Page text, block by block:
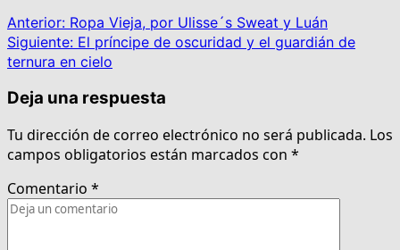
Anterior: Ropa Vieja, por Ulisse´s Sweat y Luán
Siguiente: El príncipe de oscuridad y el guardián de
ternura en cielo
Deja una respuesta
Tu dirección de correo electrónico no será publicada. Los
campos obligatorios están marcados con *
Comentario *